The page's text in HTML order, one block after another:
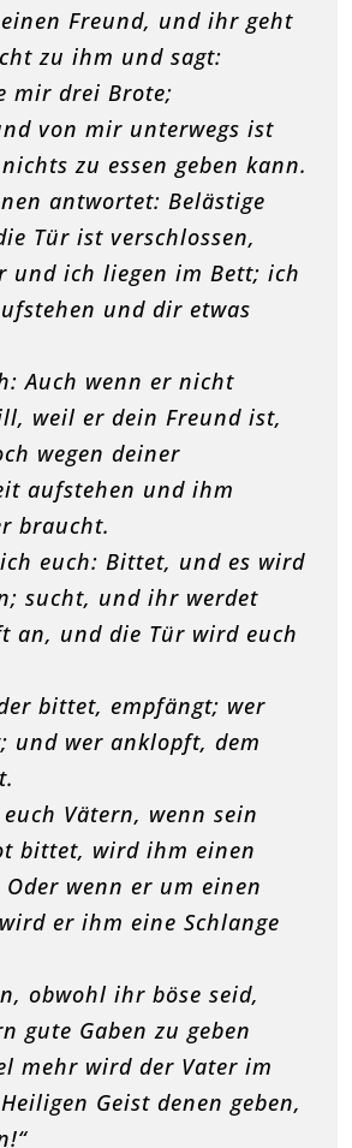
Freund, und ihr geht
zu ihm und sagt:
mir drei Brote;
von mir unterwegs ist
zu essen geben kann.
antwortet: Belästige
Tür ist verschlossen,
und ich liegen im Bett; ich
und dir etwas
Auch wenn er nicht
weil er dein Freund ist,
wegen deiner
aufstehen und ihm
braucht.
euch: Bittet, und es wird
sucht, und ihr werdet
an, und die Tür wird euch
bittet, empfängt; wer
und wer anklopft, dem
Vätern, wenn sein
bittet, wird ihm einen
Oder wenn er um einen
er ihm eine Schlange
obwohl ihr böse seid,
gute Gaben zu geben
mehr wird der Vater im
Geist denen geben,